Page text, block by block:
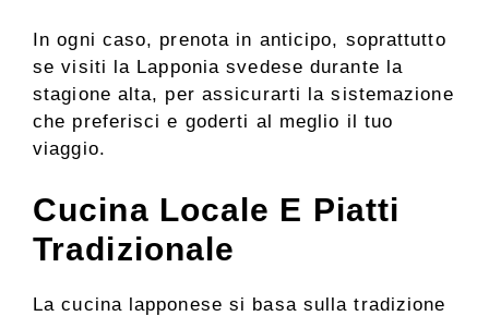
In ogni caso, prenota in anticipo, soprattutto
se visiti la Lapponia svedese durante la
stagione alta, per assicurarti la sistemazione
che preferisci e goderti al meglio il tuo
viaggio.
Cucina Locale E Piatti
Tradizionale
La cucina lapponese si basa sulla tradizione